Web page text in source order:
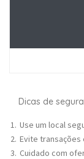
Dicas de
Use um local
Evite transações
Cuidado com